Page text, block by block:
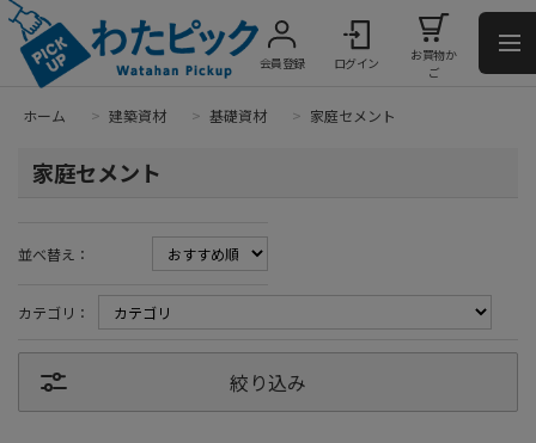
会員登録 ログイン
お買物か
ご
ホーム > 建築資材 > 基礎資材 > 家庭セメント
家庭セメント
並べ替え：
カテゴリ：
絞り込み